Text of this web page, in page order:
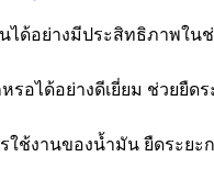
ได้อย่างมีประสิทธิภาพใ
รอได้อย่างดีเยี่ยม ช่วยยืด
ใช้งานของน้ำมัน ยืดระยะ